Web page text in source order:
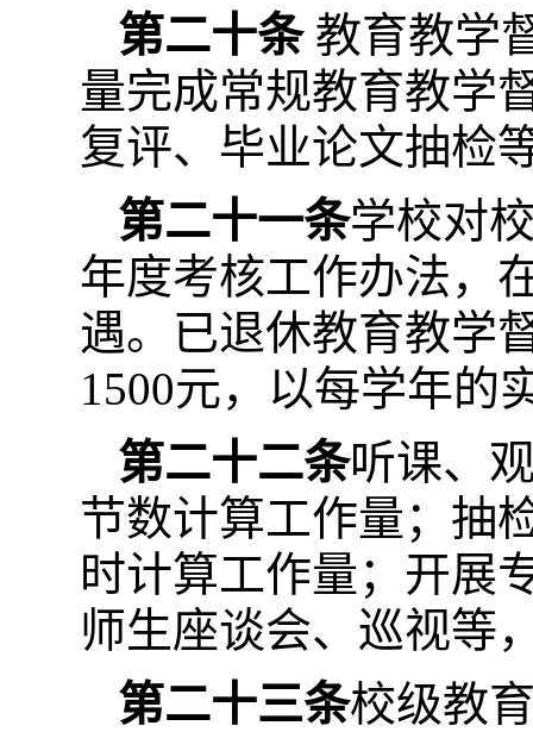
第二十条教育教学
量完成常规教育教学
复评、毕业论文抽检
第二十一条学校对
年度考核工作办法，
遇。已退休教育教学
1500元，以每学年的
第二十二条听课、
节数计算工作量；抽
时计算工作量；开展
师生座谈会、巡视等
第二十三条校级教